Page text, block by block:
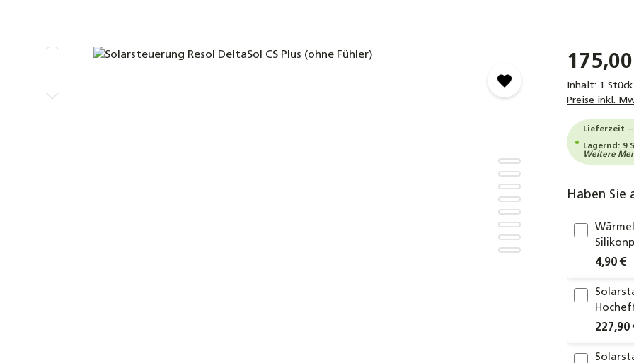
Bildergalerie überspringen
Inhalt: 1 Stück
Preise inkl.
Lieferzeit --
Lagernd: 9
Weitere
Haben Sie
4,90 €
227,90